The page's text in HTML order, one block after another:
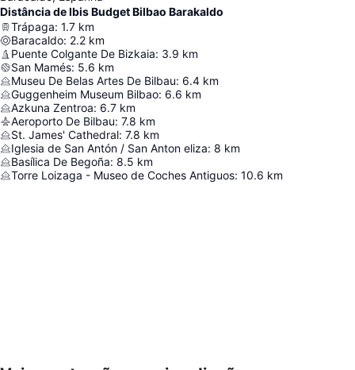
Distância de Ibis Budget Bilbao Barakaldo
Trápaga: 1.7 km
Baracaldo: 2.2 km
Puente Colgante De Bizkaia: 3.9 km
San Mamés: 5.6 km
Museu De Belas Artes De Bilbau: 6.4 km
Guggenheim Museum Bilbao: 6.6 km
Azkuna Zentroa: 6.7 km
Aeroporto De Bilbau: 7.8 km
St. James' Cathedral: 7.8 km
Iglesia de San Antón / San Anton eliza: 8 km
Basílica De Begoña: 8.5 km
Torre Loizaga - Museo de Coches Antiguos: 10.6 km